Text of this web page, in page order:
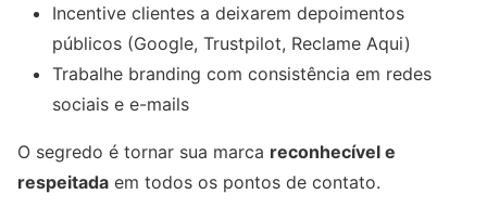
Incentive clientes a deixarem depoimentos
públicos (Google, Trustpilot, Reclame Aqui)
Trabalhe branding com consistência em redes
sociais e e-mails
O segredo é tornar sua marca reconhecível e
respeitada em todos os pontos de contato.